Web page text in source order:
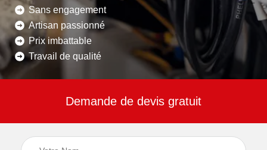
Sans engagement
Artisan passionné
Prix imbattable
Travail de qualité
Demande de devis gratuit